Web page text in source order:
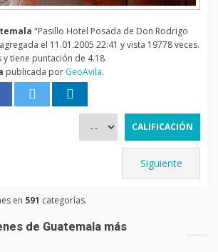
"Pasillo Hotel Posada de Don Rodrigo
el 11.01.2005 22:41 y vista 19778 veces.
tiene puntación de 4.18.
publicada por GeoAvila.
Siguiente
en 591 categorías.
de Guatemala más